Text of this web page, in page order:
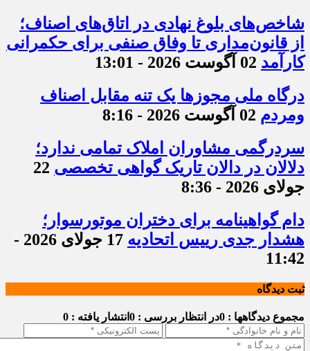
شاخص‌های بلوغ نهادی در اتاق‌های اصناف؛
از قانون‌مداری تا وفاق صنفی برای حکمرانی
کارآمد 02 آگوست 2026 - 13:01
درگاه ملی مجوزها یک تنه مقابل اصناف
ومردم 02 آگوست 2026 - 8:16
سردرگمی مشاوران املاک تمامی ندارد؛
دلالان در دالان تاریک گواهی تخصصی 22
جولای 2026 - 8:36
دام گواهینامه برای دختران موتورسوار؛
هشدار جدی رییس اتحادیه
17 جولای 2026 -
11:42
ثبت دیدگاه
مجموع دیدگاهها : 0 در انتظار بررسی : 0 انتشار یافته : 0